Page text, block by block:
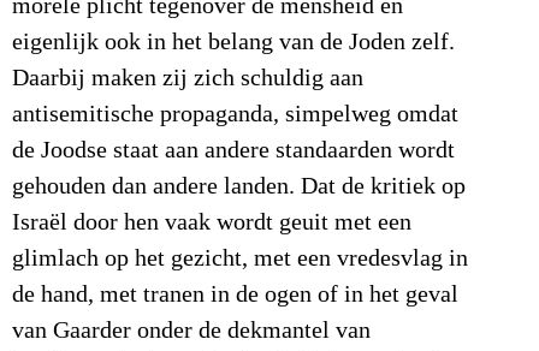
morele plicht tegenover de mensheid en
eigenlijk ook in het belang van de Joden zelf.
Daarbij maken zij zich schuldig aan
antisemitische propaganda, simpelweg omdat
de Joodse staat aan andere standaarden wordt
gehouden dan andere landen. Dat de kritiek op
Israël door hen vaak wordt geuit met een
glimlach op het gezicht, met een vredesvlag in
de hand, met tranen in de ogen of in het geval
van Gaarder onder de dekmantel van